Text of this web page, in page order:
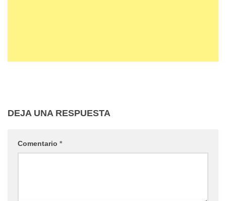
DEJA UNA RESPUESTA
Comentario *